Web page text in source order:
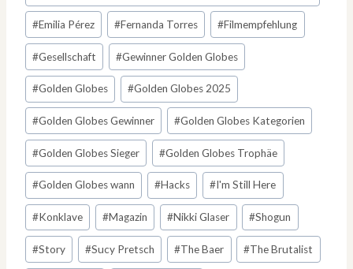
#Emilia Pérez #Fernanda Torres #Filmempfehlung
#Gesellschaft #Gewinner Golden Globes
#Golden Globes #Golden Globes 2025
#Golden Globes Gewinner #Golden Globes Kategorien
#Golden Globes Sieger #Golden Globes Trophäe
#Golden Globes wann #Hacks #I'm Still Here
#Konklave #Magazin #Nikki Glaser #Shogun
#Story #Sucy Pretsch #The Baer #The Brutalist